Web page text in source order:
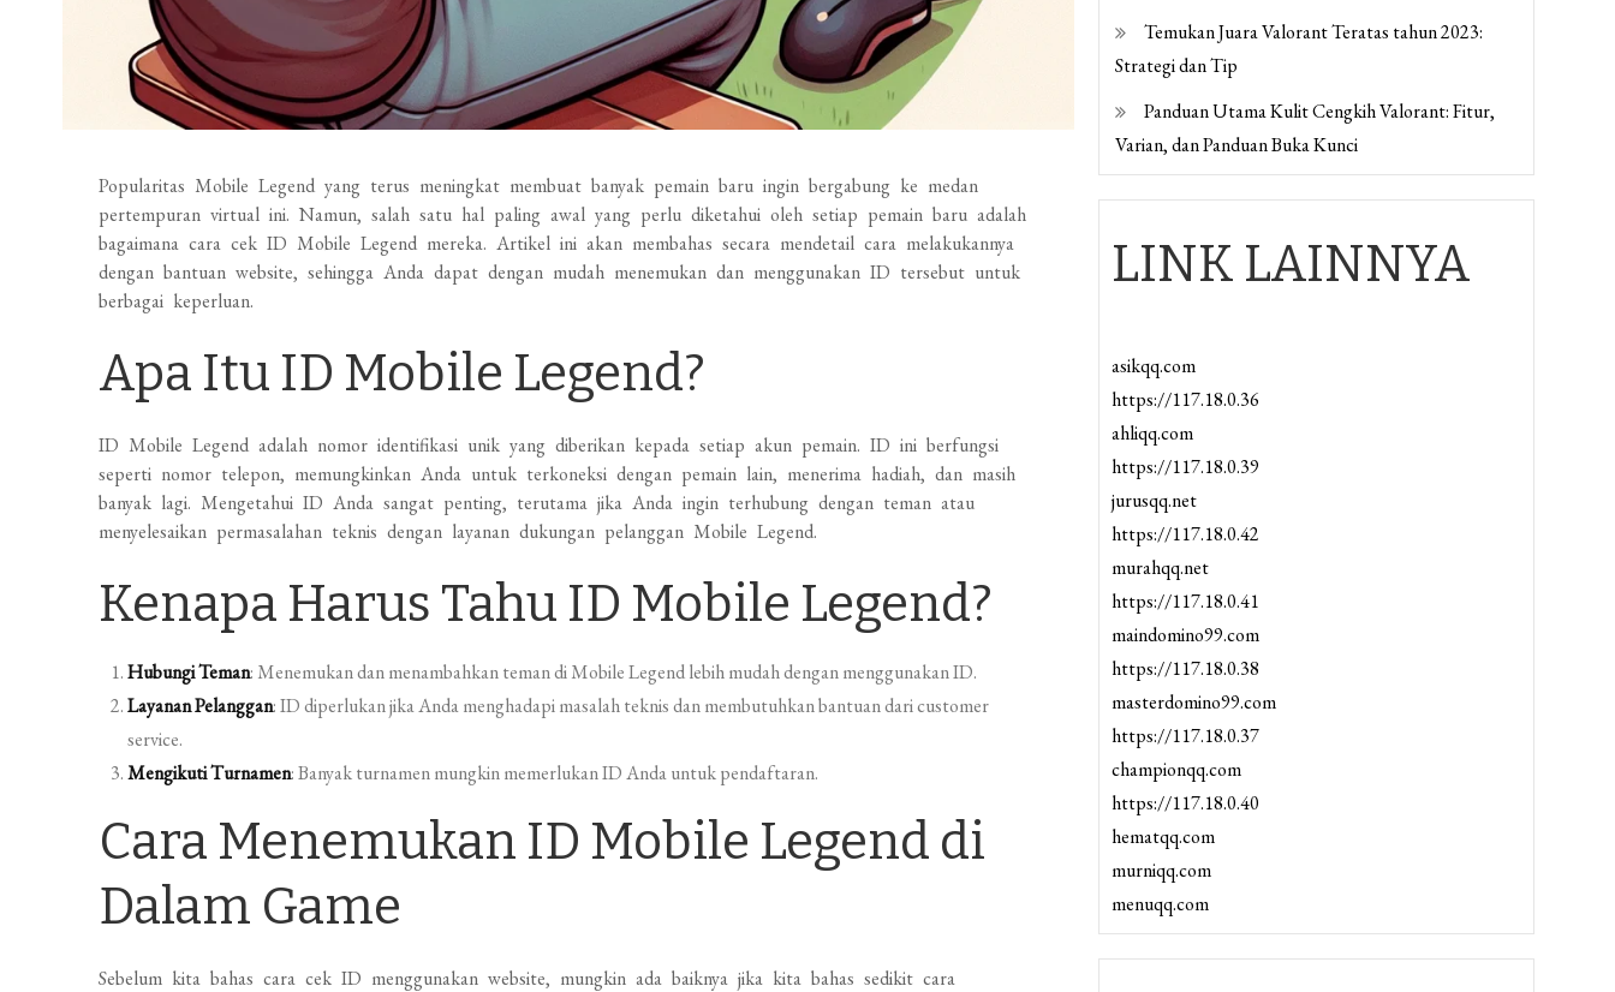
Popularitas Mobile Legend yang terus meningkat membuat banyak pemain baru ingin bergabung ke medan
pertempuran virtual ini. Namun, salah satu hal paling awal yang perlu diketahui oleh setiap pemain baru adalah
bagaimana cara cek ID Mobile Legend mereka. Artikel ini akan membahas secara mendetail cara melakukannya
dengan bantuan website, sehingga Anda dapat dengan mudah menemukan dan menggunakan ID tersebut untuk
berbagai keperluan.
Apa Itu ID Mobile Legend?
ID Mobile Legend adalah nomor identifikasi unik yang diberikan kepada setiap akun pemain. ID ini berfungsi
seperti nomor telepon, memungkinkan Anda untuk terkoneksi dengan pemain lain, menerima hadiah, dan masih
banyak lagi. Mengetahui ID Anda sangat penting, terutama jika Anda ingin terhubung dengan teman atau
menyelesaikan permasalahan teknis dengan layanan dukungan pelanggan Mobile Legend.
Kenapa Harus Tahu ID Mobile Legend?
Hubungi Teman: Menemukan dan menambahkan teman di Mobile Legend lebih mudah dengan menggunakan ID.
Layanan Pelanggan: ID diperlukan jika Anda menghadapi masalah teknis dan membutuhkan bantuan dari customer
service.
Mengikuti Turnamen: Banyak turnamen mungkin memerlukan ID Anda untuk pendaftaran.
Cara Menemukan ID Mobile Legend di
Dalam Game
Sebelum kita bahas cara cek ID menggunakan website, mungkin ada baiknya jika kita bahas sedikit cara
Temukan Juara Valorant Teratas tahun 2023:
Strategi dan Tip
Panduan Utama Kulit Cengkih Valorant: Fitur,
Varian, dan Panduan Buka Kunci
LINK LAINNYA
asikqq.com
https://117.18.0.36
ahliqq.com
https://117.18.0.39
jurusqq.net
https://117.18.0.42
murahqq.net
https://117.18.0.41
maindomino99.com
https://117.18.0.38
masterdomino99.com
https://117.18.0.37
championqq.com
https://117.18.0.40
hematqq.com
murniqq.com
menuqq.com